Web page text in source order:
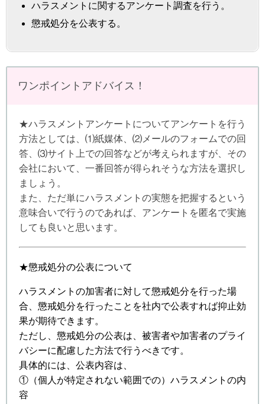
ハラスメントに関するアンケート調査を行う。
懲戒処分を公表する。
ワンポイントアドバイス！
★ハラスメントアンケートについてアンケートを行う
方法としては、⑴紙媒体、⑵メールのフォームでの回
答、⑶サイト上での回答などが考えられますが、その
会社において、一番回答が得られそうな方法を選択し
ましょう。
また、ただ単にハラスメントの実態を把握するという
意味合いで行うのであれば、アンケートを匿名で実施
しても良いと思います。
★懲戒処分の公表について
ハラスメントの加害者に対して懲戒処分を行った場
合、懲戒処分を行ったことを社内で公表すれば抑止効
果が期待できます。
ただし、懲戒処分の公表は、被害者や加害者のプライ
バシーに配慮した方法で行うべきです。
具体的には、公表内容は、
①（個人が特定されない範囲での）ハラスメントの内
容